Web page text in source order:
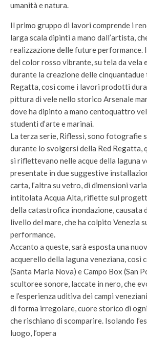
umanità e natura.
Il primo gruppo di lavori comprende i
larga scala dipinti a mano dall’artista,
realizzazione delle future performance.
del color rosso vibrante, su tela da vela
durante la creazione delle
Regatta, così come i lavori prodotti
pittura di vele nello storico Arsenale
dove ha dipinto a mano centoquattro
studenti d’arte e marinai.
La terza serie, Riflessi, sono fotografie
durante lo svolgersi della Red Regatta,
si riflettevano nelle acque della laguna
presentate in due suggestive
carta, l’altra su vetro, di dimensioni
intitolata Acqua Alta, riflette sul
della catastrofica inondazione, causata
livello del mare, che ha colpito Venezia
performance.
Accanto a queste, sarà esposta una
acquerello della laguna veneziana, così
(Santa Maria Nova) e Campo Box (San
scultoree sonore, laccate in nero, che
e l’esperienza uditiva dei campi
di forma irregolare, cuore storico di
che rischiano di scomparire. Isolando
luogo, l’opera